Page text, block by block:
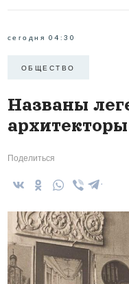
сегодня 04:30
ОБЩЕСТВО
Названы
Поделиться